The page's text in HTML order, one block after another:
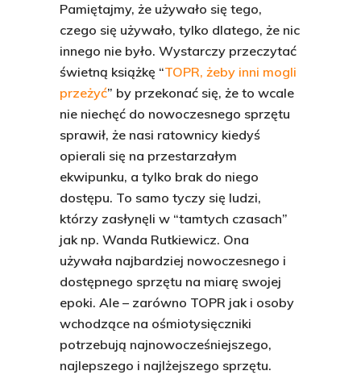
Pamiętajmy, że używało się tego,
czego się używało, tylko dlatego, że nic
innego nie było. Wystarczy przeczytać
świetną książkę “TOPR, żeby inni mogli
przeżyć” by przekonać się, że to wcale
nie niechęć do nowoczesnego sprzętu
sprawił, że nasi ratownicy kiedyś
opierali się na przestarzałym
ekwipunku, a tylko brak do niego
dostępu. To samo tyczy się ludzi,
którzy zasłynęli w “tamtych czasach”
jak np. Wanda Rutkiewicz. Ona
używała najbardziej nowoczesnego i
dostępnego sprzętu na miarę swojej
epoki. Ale – zarówno TOPR jak i osoby
wchodzące na ośmiotysięczniki
potrzebują najnowocześniejszego,
najlepszego i najlżejszego sprzętu.